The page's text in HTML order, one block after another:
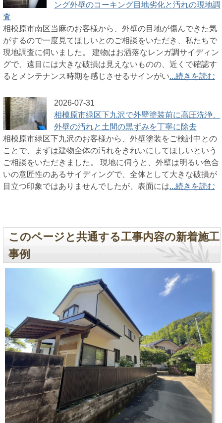
ング外壁のコーキング目地劣化と汚れの現地調
査
相模原市南区当麻のお客様から、外壁の目地が傷んできた気
がするので一度見てほしいとのご相談をいただき、私たちで
現地調査に伺いました。 建物はお洒落なレンガ調サイディン
グで、遠目には大きな破損は見えないものの、近くで確認す
るとメンテナンス時期を感じさせるサインがい...続きを読む
2026-07-31
相模原市緑区下九沢で外壁塗装前に高圧洗浄、
外壁の汚れと土間の黒ずみを丁寧に除去
相模原市緑区下九沢のお客様から、外壁塗装をご検討中との
ことで、まずは建物全体の汚れをきれいにしてほしいという
ご相談をいただきました。 現地に伺うと、外壁は明るい色合
いの意匠性のあるサイディングで、全体として大きな破損が
目立つ印象ではありませんでしたが、表面には...続きを読む
このページと共通する工事内容の新着施工
事例